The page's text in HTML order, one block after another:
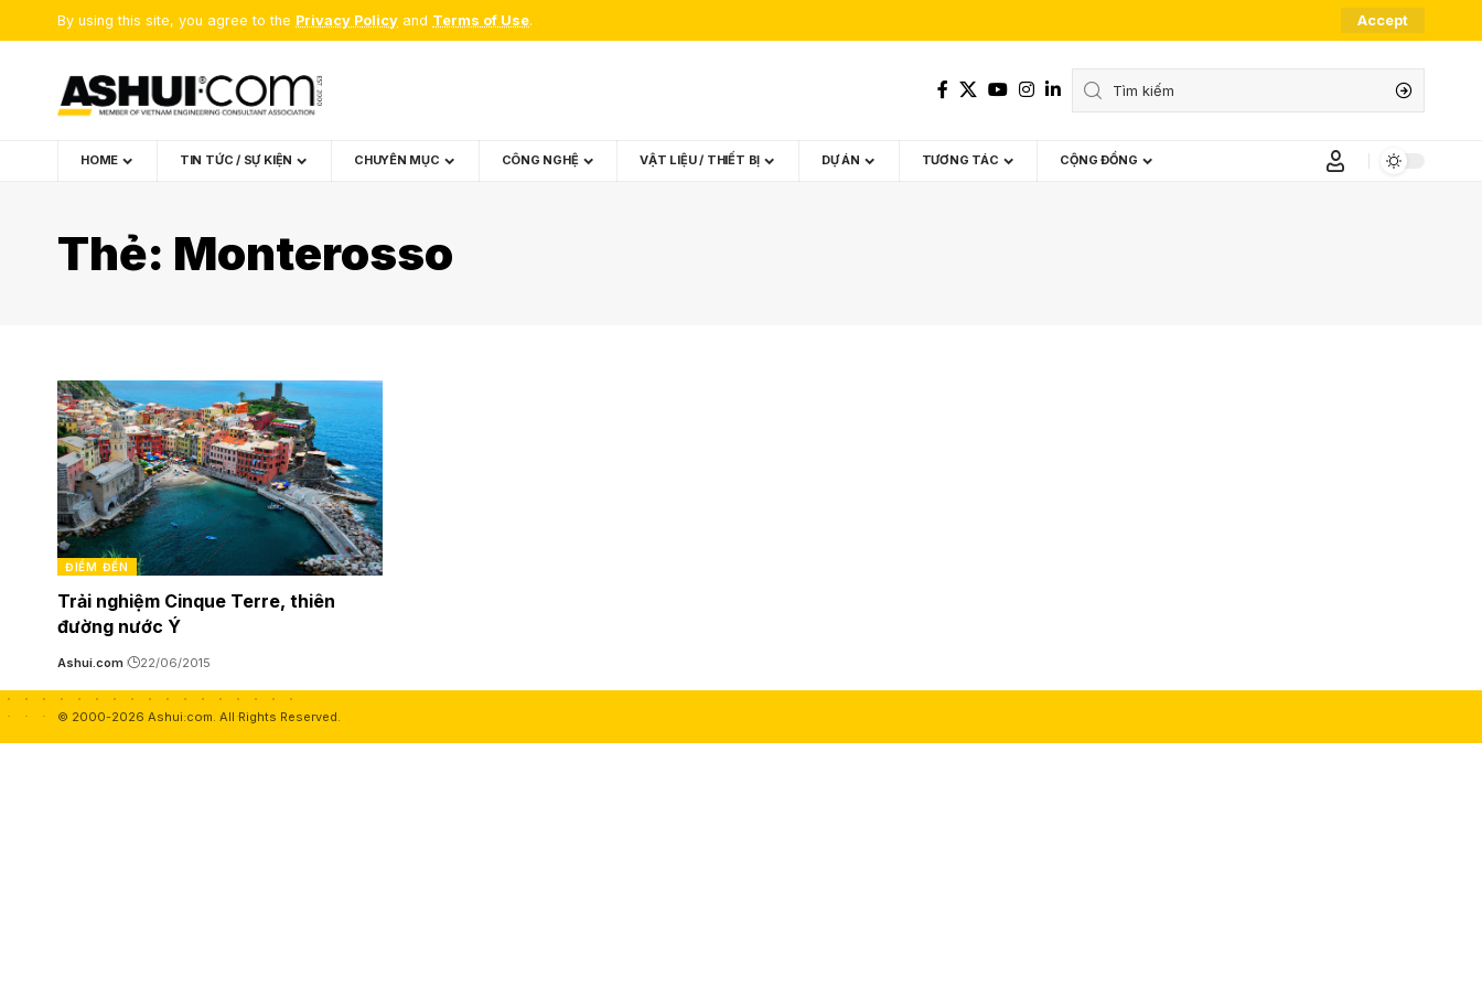
By using this site, you agree to the Privacy Policy and Terms of Use. Accept
HOME TIN TỨC / SỰ KIỆN CHUYÊN MỤC CÔNG NGHỆ VẬT LIỆU / THIẾT BỊ DỰ ÁN TƯƠNG TÁC CỘNG ĐỒNG
Thẻ: Monterosso
ĐIỂM ĐẾN
Trải nghiệm Cinque Terre, thiên
đường nước Ý
Ashui.com 22/06/2015
© 2000-2026 Ashui.com. All Rights Reserved.